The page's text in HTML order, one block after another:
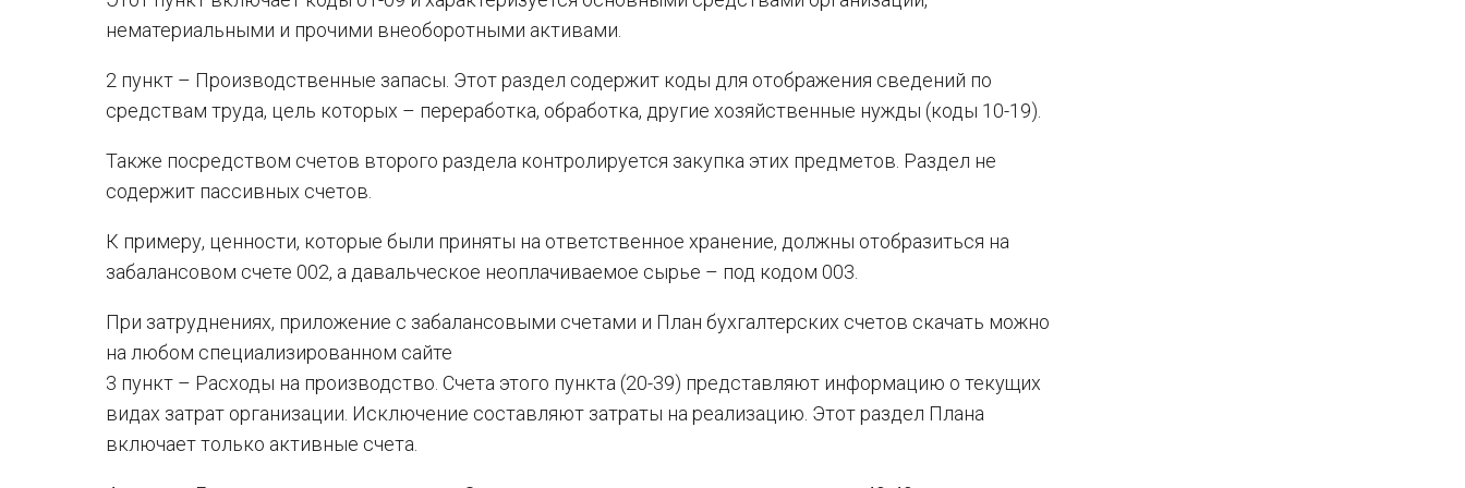
нематериальными и прочими внеоборотными активами.
2 пункт – Производственные запасы. Этот раздел содержит коды для отображения сведений по
средствам труда, цель которых – переработка, обработка, другие хозяйственные нужды (коды 10-19).
Также посредством счетов второго раздела контролируется закупка этих предметов. Раздел не
содержит пассивных счетов.
К примеру, ценности, которые были приняты на ответственное хранение, должны отобразиться на
забалансовом счете 002, а давальческое неоплачиваемое сырье – под кодом 003.
При затруднениях, приложение с забалансовыми счетами и План бухгалтерских счетов скачать можно
на любом специализированном сайте
3 пункт – Расходы на производство. Счета этого пункта (20-39) представляют информацию о текущих
видах затрат организации. Исключение составляют затраты на реализацию. Этот раздел Плана
включает только активные счета.